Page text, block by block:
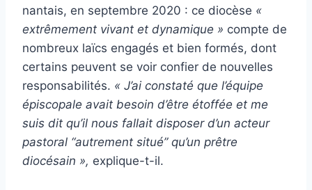
nantais, en septembre 2020 : ce diocèse «
extrêmement vivant et dynamique » compte de
nombreux laïcs engagés et bien formés, dont
certains peuvent se voir confier de nouvelles
responsabilités. « J’ai constaté que l’équipe
épiscopale avait besoin d’être étoffée et me
suis dit qu’il nous fallait disposer d’un acteur
pastoral “autrement situé” qu’un prêtre
diocésain », explique-t-il.